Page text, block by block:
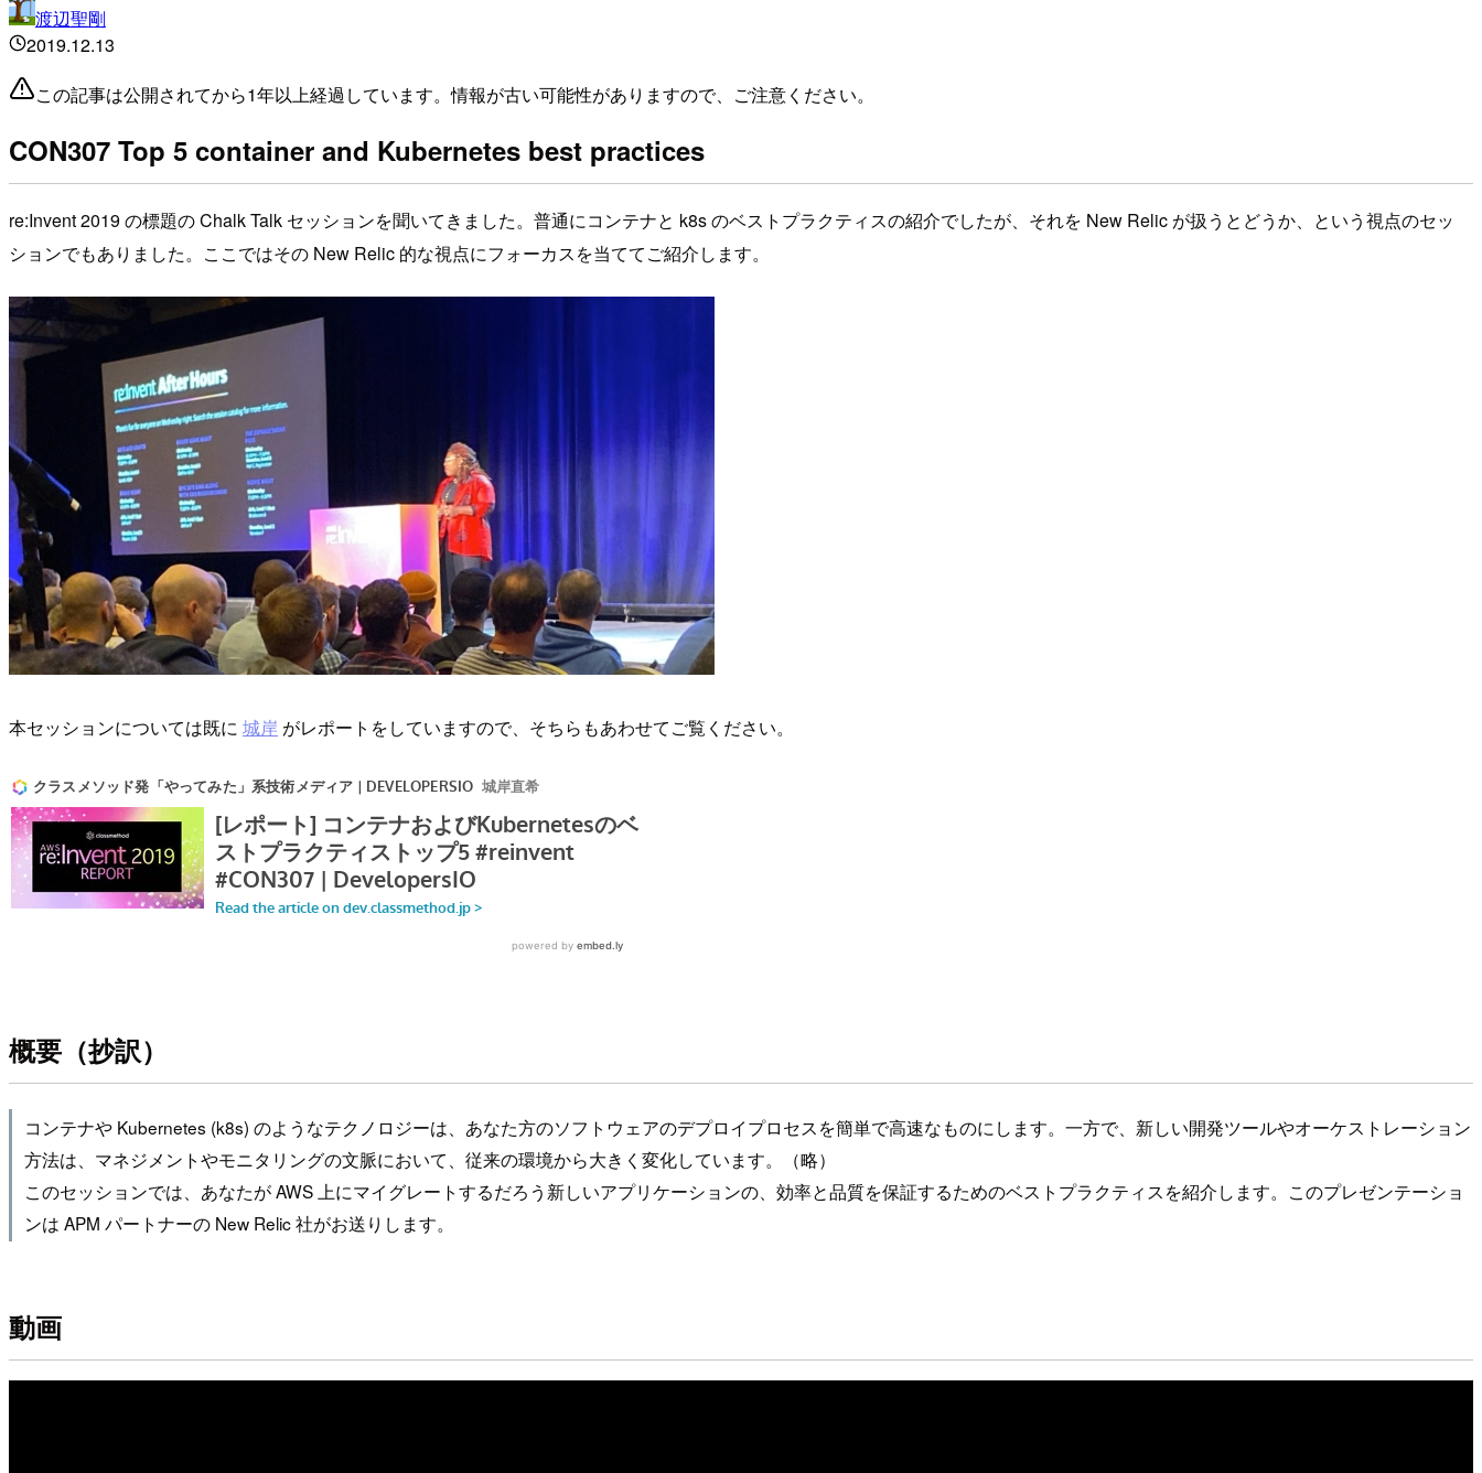
渡辺聖剛
2019.12.13
この記事は公開されてから1年以上経過しています。情報が古い可能性がありますので、ご注意ください。
CON307 Top 5 container and Kubernetes best practices
re:Invent 2019 の標題の Chalk Talk セッションを聞いてきました。普通にコンテナと k8s のベストプラクティスの紹介でしたが、それを New Relic が扱うとどうか、という視点のセッ
ションでもありました。ここではその New Relic 的な視点にフォーカスを当ててご紹介します。
本セッションについては既に 城岸 がレポートをしていますので、そちらもあわせてご覧ください。
概要（抄訳）
コンテナや Kubernetes (k8s) のようなテクノロジーは、あなた方のソフトウェアのデプロイプロセスを簡単で高速なものにします。一方で、新しい開発ツールやオーケストレーション
方法は、マネジメントやモニタリングの文脈において、従来の環境から大きく変化しています。（略）
このセッションでは、あなたが AWS 上にマイグレートするだろう新しいアプリケーションの、効率と品質を保証するためのベストプラクティスを紹介します。このプレゼンテーショ
ンは APM パートナーの New Relic 社がお送りします。
動画